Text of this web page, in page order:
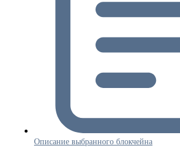
Описание выбранного блокчейна